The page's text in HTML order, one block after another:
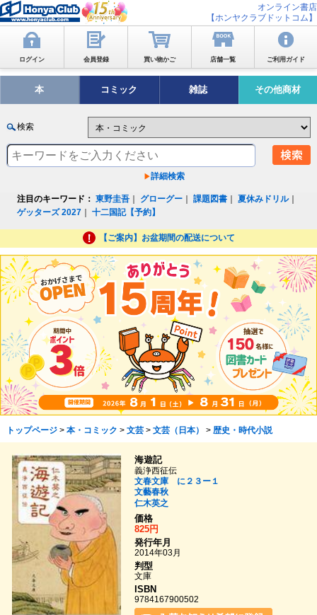
オンライン書店
【ホンヤクラブドットコム】
ログイン 会員登録 買い物かご 店舗一覧 ご利用ガイド
本 コミック 雑誌 その他商材
検索
詳細検索
注目のキーワード： 東野圭吾 グローグー ｜課題図書 ｜夏休みドリル｜
ゲッターズ 2027 ｜十二国記【予約】
【ご案内】お盆期間の配送について
トップページ> 本・コミック > 文芸> 文芸（日本） > 歴史・時代小説
海遊記
義浄西征伝
文春文庫 に２３ー１
文藝春秋
仁木英之
価格
825円
発行年月
2014年03月
判型
文庫
ISBN
9784167900502